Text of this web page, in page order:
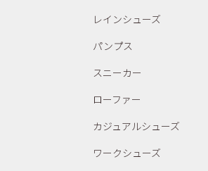
レインシューズ
パンプス
スニーカー
ローファー
カジュアルシューズ
ワークシューズ